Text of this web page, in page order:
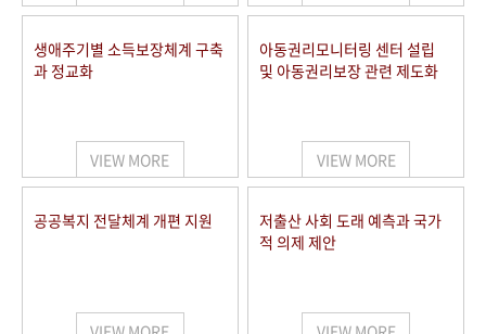
생애주기별 소득보장체계 구축
과 정교화
VIEW MORE
아동권리모니터링 센터 설립
및 아동권리보장 관련 제도화
VIEW MORE
공공복지 전달체계 개편 지원
저출산 사회 도래 예측과 국가
적 의제 제안